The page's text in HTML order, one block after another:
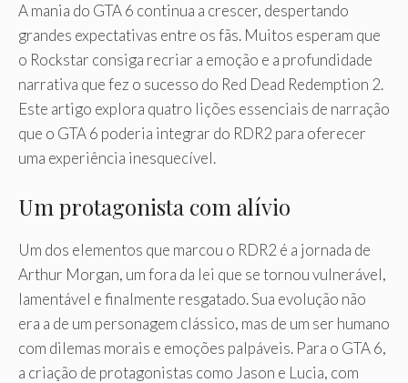
A mania do GTA 6 continua a crescer, despertando
grandes expectativas entre os fãs. Muitos esperam que
o Rockstar consiga recriar a emoção e a profundidade
narrativa que fez o sucesso do Red Dead Redemption 2.
Este artigo explora quatro lições essenciais de narração
que o GTA 6 poderia integrar do RDR2 para oferecer
uma experiência inesquecível.
Um protagonista com alívio
Um dos elementos que marcou o RDR2 é a jornada de
Arthur Morgan, um fora da lei que se tornou vulnerável,
lamentável e finalmente resgatado. Sua evolução não
era a de um personagem clássico, mas de um ser humano
com dilemas morais e emoções palpáveis. Para o GTA 6,
a criação de protagonistas como Jason e Lucia, com